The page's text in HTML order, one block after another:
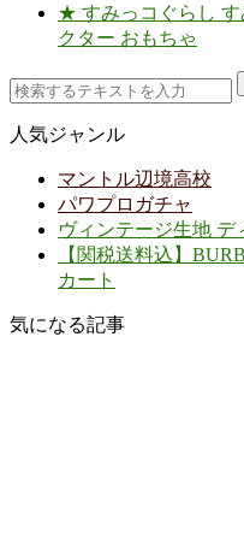
★ すみっコぐらし す
クター おもちゃ
人気ジャンル
マントル辺境高校
パワプロガチャ
ヴィンテージ生地 デ
【関税送料込】
カート
気になる記事